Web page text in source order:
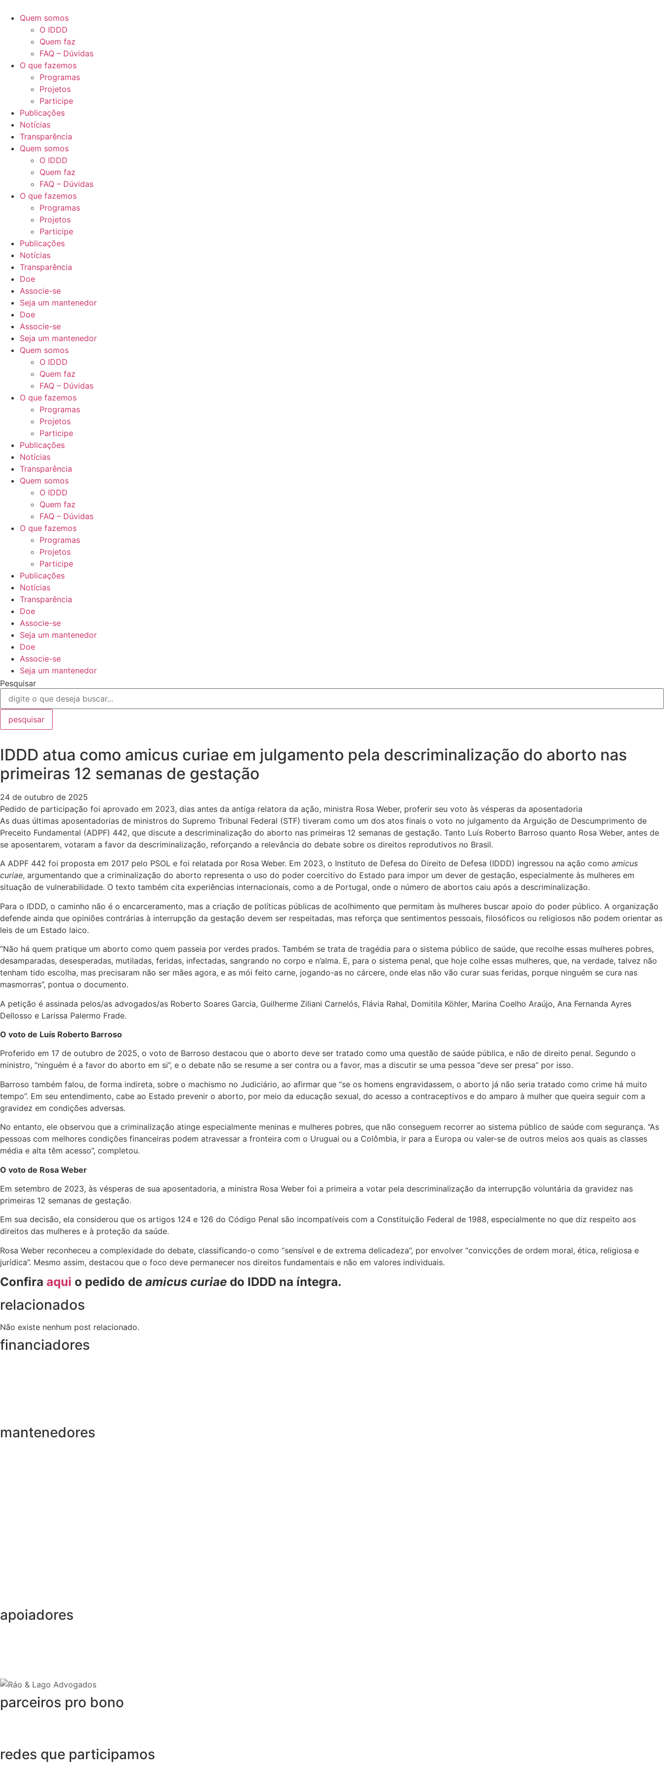
Quem somos
O IDDD
Quem faz
FAQ – Dúvidas
O que fazemos
Programas
Projetos
Participe
Publicações
Notícias
Transparência
Quem somos
O IDDD
Quem faz
FAQ – Dúvidas
O que fazemos
Programas
Projetos
Participe
Publicações
Notícias
Transparência
Doe
Associe-se
Seja um mantenedor
Doe
Associe-se
Seja um mantenedor
Quem somos
O IDDD
Quem faz
FAQ – Dúvidas
O que fazemos
Programas
Projetos
Participe
Publicações
Notícias
Transparência
Quem somos
O IDDD
Quem faz
FAQ – Dúvidas
O que fazemos
Programas
Projetos
Participe
Publicações
Notícias
Transparência
Doe
Associe-se
Seja um mantenedor
Doe
Associe-se
Seja um mantenedor
Pesquisar
pesquisar
IDDD atua como amicus curiae em julgamento pela descriminalização do aborto nas
primeiras 12 semanas de gestação
24 de outubro de 2025
Pedido de participação foi aprovado em 2023, dias antes da antiga relatora da ação, ministra Rosa Weber, proferir seu voto às vésperas da aposentadoria
As duas últimas aposentadorias de ministros do Supremo Tribunal Federal (STF) tiveram como um dos atos finais o voto no julgamento da Arguição de Descumprimento de
Preceito Fundamental (ADPF) 442, que discute a descriminalização do aborto nas primeiras 12 semanas de gestação. Tanto Luís Roberto Barroso quanto Rosa Weber, antes de
se aposentarem, votaram a favor da descriminalização, reforçando a relevância do debate sobre os direitos reprodutivos no Brasil.
A ADPF 442 foi proposta em 2017 pelo PSOL e foi relatada por Rosa Weber. Em 2023, o Instituto de Defesa do Direito de Defesa (IDDD) ingressou na ação como amicus
curiae, argumentando que a criminalização do aborto representa o uso do poder coercitivo do Estado para impor um dever de gestação, especialmente às mulheres em
situação de vulnerabilidade. O texto também cita experiências internacionais, como a de Portugal, onde o número de abortos caiu após a descriminalização.
Para o IDDD, o caminho não é o encarceramento, mas a criação de políticas públicas de acolhimento que permitam às mulheres buscar apoio do poder público. A organização
defende ainda que opiniões contrárias à interrupção da gestação devem ser respeitadas, mas reforça que sentimentos pessoais, filosóficos ou religiosos não podem orientar as
leis de um Estado laico.
“Não há quem pratique um aborto como quem passeia por verdes prados. Também se trata de tragédia para o sistema público de saúde, que recolhe essas mulheres pobres,
desamparadas, desesperadas, mutiladas, feridas, infectadas, sangrando no corpo e n’alma. E, para o sistema penal, que hoje colhe essas mulheres, que, na verdade, talvez não
tenham tido escolha, mas precisaram não ser mães agora, e as mói feito carne, jogando-as no cárcere, onde elas não vão curar suas feridas, porque ninguém se cura nas
masmorras”, pontua o documento.
A petição é assinada pelos/as advogados/as Roberto Soares Garcia, Guilherme Ziliani Carnelós, Flávia Rahal, Domitila Köhler, Marina Coelho Araújo, Ana Fernanda Ayres
Dellosso e Larissa Palermo Frade.
O voto de Luís Roberto Barroso
Proferido em 17 de outubro de 2025, o voto de Barroso destacou que o aborto deve ser tratado como uma questão de saúde pública, e não de direito penal. Segundo o
ministro, “ninguém é a favor do aborto em si”, e o debate não se resume a ser contra ou a favor, mas a discutir se uma pessoa “deve ser presa” por isso.
Barroso também falou, de forma indireta, sobre o machismo no Judiciário, ao afirmar que “se os homens engravidassem, o aborto já não seria tratado como crime há muito
tempo”. Em seu entendimento, cabe ao Estado prevenir o aborto, por meio da educação sexual, do acesso a contraceptivos e do amparo à mulher que queira seguir com a
gravidez em condições adversas.
No entanto, ele observou que a criminalização atinge especialmente meninas e mulheres pobres, que não conseguem recorrer ao sistema público de saúde com segurança. “As
pessoas com melhores condições financeiras podem atravessar a fronteira com o Uruguai ou a Colômbia, ir para a Europa ou valer-se de outros meios aos quais as classes
média e alta têm acesso”, completou.
O voto de Rosa Weber
Em setembro de 2023, às vésperas de sua aposentadoria, a ministra Rosa Weber foi a primeira a votar pela descriminalização da interrupção voluntária da gravidez nas
primeiras 12 semanas de gestação.
Em sua decisão, ela considerou que os artigos 124 e 126 do Código Penal são incompatíveis com a Constituição Federal de 1988, especialmente no que diz respeito aos
direitos das mulheres e à proteção da saúde.
Rosa Weber reconheceu a complexidade do debate, classificando-o como “sensível e de extrema delicadeza”, por envolver “convicções de ordem moral, ética, religiosa e
jurídica”. Mesmo assim, destacou que o foco deve permanecer nos direitos fundamentais e não em valores individuais.
Confira aqui o pedido de amicus curiae do IDDD na íntegra.
relacionados
Não existe nenhum post relacionado.
financiadores
mantenedores
apoiadores
parceiros pro bono
redes que participamos